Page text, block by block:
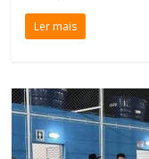
Ler mais